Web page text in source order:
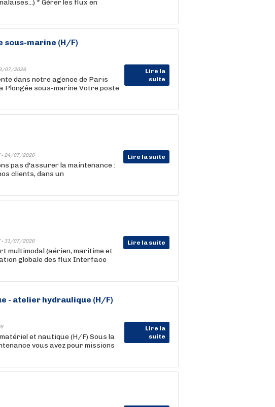
* Gérer les flux en
sous-marine (H/F)
07/2026
Lire la
suite
dans notre agence de Paris
Plongée sous-marine Votre poste
- 24/07/2026 Lire la suite
pas d'assurer la maintenance :
clients, dans un
- 31/07/2026 Lire la suite
multimodal (aérien, maritime et
globale des flux Interface
- atelier hydraulique (H/F)
Lire la
suite
et nautique (H/F) Sous la
vous avez pour missions